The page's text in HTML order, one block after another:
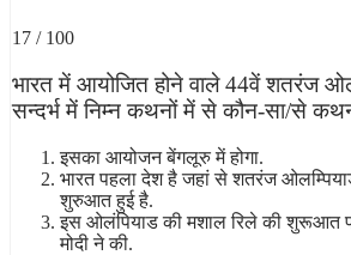
17 / 100
भारत में आयोजित होने वाले 44वें शतरंज
सन्दर्भ में निम्न कथनों में से कौन-सा/से
इसका आयोजन बेंगलूरु में होगा.
भारत पहला देश है जहां से शतरंज
शुरुआत हुई है.
इस ओलंपियाड की मशाल रिले की शुरूआत
मोदी ने की.